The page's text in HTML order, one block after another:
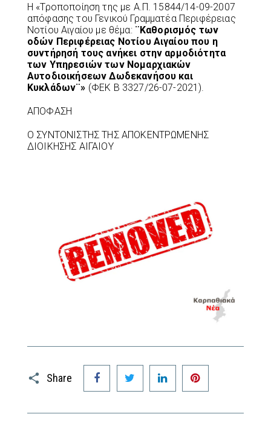
Η «Τροποποίηση της με Α.Π. 15844/14-09-2007
απόφασης του Γενικού Γραμματέα Περιφέρειας
Νοτίου Αιγαίου με θέμα: ¨Καθορισμός των
οδών Περιφέρειας Νοτίου Αιγαίου που η
συντήρησή τους ανήκει στην αρμοδιότητα
των Υπηρεσιών των Νομαρχιακών
Αυτοδιοικήσεων Δωδεκανήσου και
Κυκλάδων¨» (ΦΕΚ Β 3327/26-07-2021).
ΑΠΟΦΑΣΗ
Ο ΣΥΝΤΟΝΙΣΤΗΣ ΤΗΣ ΑΠΟΚΕΝΤΡΩΜΕΝΗΣ
ΔΙΟΙΚΗΣΗΣ ΑΙΓΑΙΟΥ
Share
Facebook Twitter LinkedIn